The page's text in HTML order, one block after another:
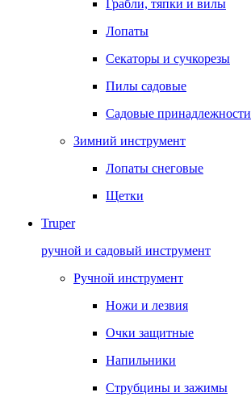
Грабли, тяпки и вилы
Лопаты
Секаторы и сучкорезы
Пилы садовые
Садовые принадлежности
Зимний инструмент
Лопаты снеговые
Щетки
Truper
ручной и садовый инструмент
Ручной инструмент
Ножи и лезвия
Очки защитные
Напильники
Струбцины и зажимы